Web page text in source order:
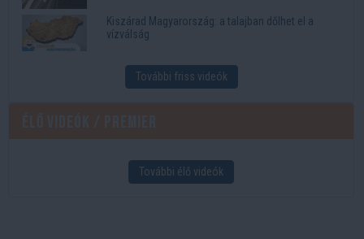
Kiszárad Magyarország: a talajban dőlhet el a
vízválság
További friss videók
További élő videók